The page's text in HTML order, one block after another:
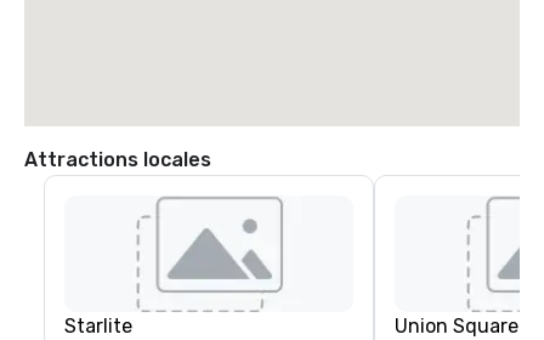
Attractions locales
Starlite Union Square